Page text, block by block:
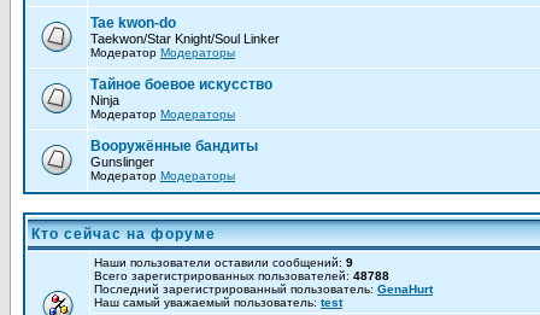
Tae kwon-do
Taekwon/Star Knight/Soul Linker
Модератор Модераторы
Тайное боевое искусство
Ninja
Модератор Модераторы
Вооружённые бандиты
Gunslinger
Модератор Модераторы
Кто сейчас на форуме
Наши пользователи оставили сообщений: 9
Всего зарегистрированных пользователей: 48788
Последний зарегистрированный пользователь: GenaHurt
Наш самый уважаемый пользователь: test